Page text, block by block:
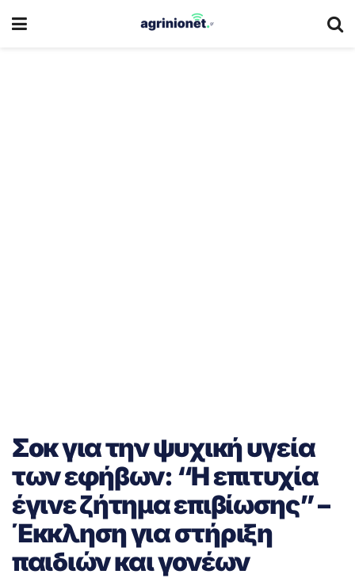
Σοκ για την ψυχική υγεία
των εφήβων: “Η επιτυχία
έγινε ζήτημα επιβίωσης” –
Έκκληση για στήριξη
παιδιών και γονέων